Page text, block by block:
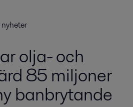
olja- och
85 miljoner
banbrytande